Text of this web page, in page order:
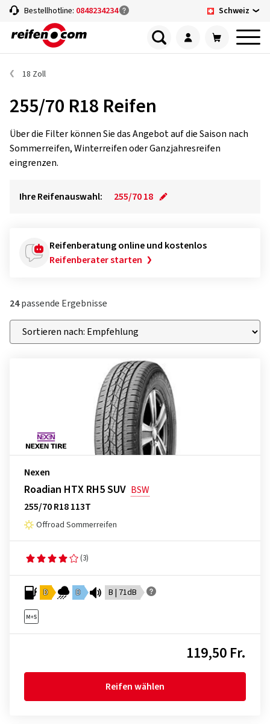
Bestellhotline: 0848234234 Schweiz
18 Zoll
255/70 R18 Reifen
Über die Filter können Sie das Angebot auf die Saison nach
Sommerreifen, Winterreifen oder Ganzjahresreifen
eingrenzen.
Ihre Reifenauswahl: 255/70 18
Reifenberatung online und kostenlos
Reifenberater starten
24passende Ergebnisse
Nexen
Roadian HTX RH5 SUV BSW
255/70 R18 113T
Offroad Sommerreifen
(3)
D D B | 71dB
119,50 Fr.
Reifen wählen